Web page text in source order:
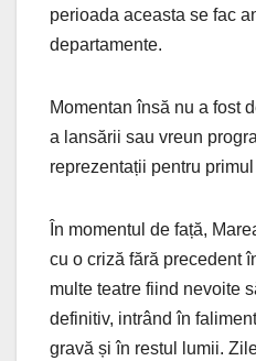
perioada aceasta se fac
departamente.
Momentan însă nu a fost
a lansării sau vreun
reprezentații pentru
În momentul de față,
cu o criză fără precedent
multe teatre fiind nevoite
definitiv, intrând în
gravă și în restul lumii.